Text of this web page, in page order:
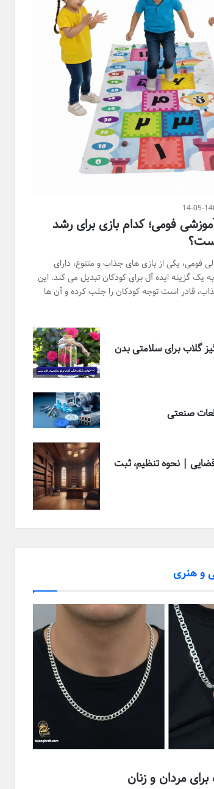
14-05-
فومی؛ کدام بازی برای رشد
فومی، یکی از بازی های جذاب و متنوع، دارای
یک گزینه ایده آل برای کودکان تبدیل می کند. این
قادر است توجه کودکان را جلب کرده و آن ها
گلاب برای سلامتی بدن
صنعتی
| نحوه تنظیم، ثبت
و هنری
مردان و زنان